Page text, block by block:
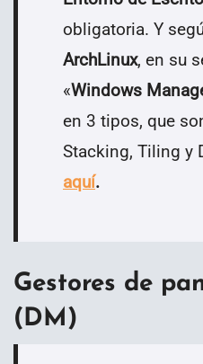
obligatoria. Y
ArchLinux, en su
«Windows
en 3 tipos, que
Stacking, Tiling y
aquí.
Gestores de
(DM)